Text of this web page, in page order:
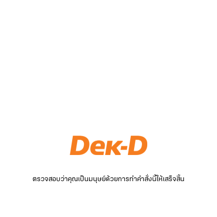
ตรวจสอบว่าคุณเป็นมนุษย์ด้วยการทำคำสั่งนี้ให้เสร็จสิ้น